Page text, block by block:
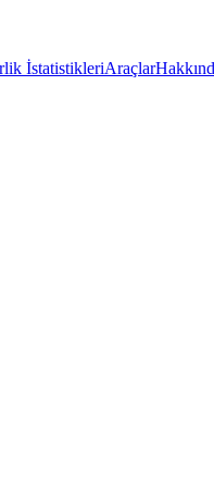
İstatistikleriAraçlar